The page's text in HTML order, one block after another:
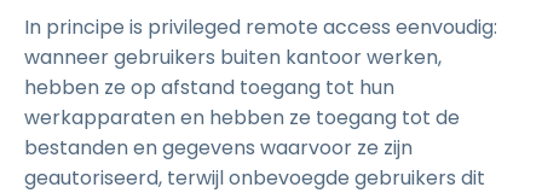
In principe is privileged remote access eenvoudig:
wanneer gebruikers buiten kantoor werken,
hebben ze op afstand toegang tot hun
werkapparaten en hebben ze toegang tot de
bestanden en gegevens waarvoor ze zijn
geautoriseerd, terwijl onbevoegde gebruikers dit